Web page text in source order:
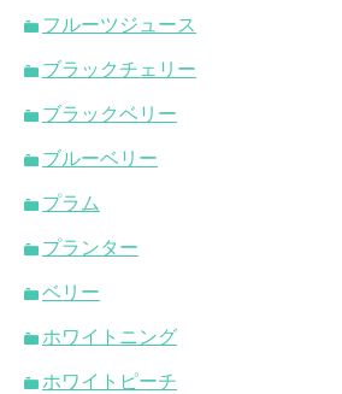
フルーツジュース
ブラックチェリー
ブラックベリー
ブルーベリー
プラム
プランター
ベリー
ホワイトニング
ホワイトピーチ